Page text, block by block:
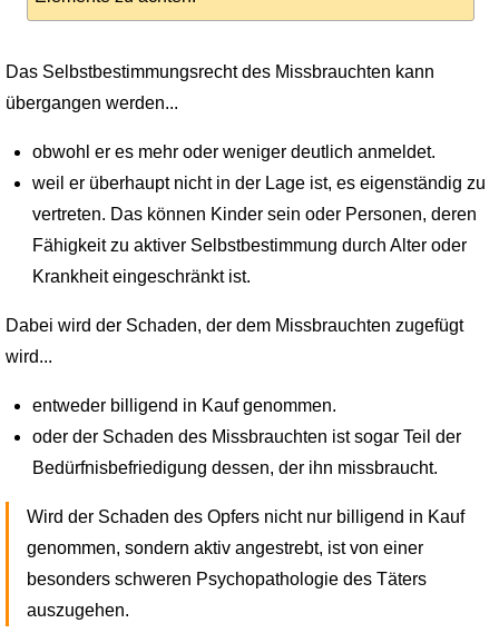
Das Selbstbestimmungsrecht des Missbrauchten kann
übergangen werden...
obwohl er es mehr oder weniger deutlich anmeldet.
weil er überhaupt nicht in der Lage ist, es eigenständig zu
vertreten. Das können Kinder sein oder Personen, deren
Fähigkeit zu aktiver Selbstbestimmung durch Alter oder
Krankheit eingeschränkt ist.
Dabei wird der Schaden, der dem Missbrauchten zugefügt
wird...
entweder billigend in Kauf genommen.
oder der Schaden des Missbrauchten ist sogar Teil der
Bedürfnisbefriedigung dessen, der ihn missbraucht.
Wird der Schaden des Opfers nicht nur billigend in Kauf
genommen, sondern aktiv angestrebt, ist von einer
besonders schweren Psychopathologie des Täters
auszugehen.